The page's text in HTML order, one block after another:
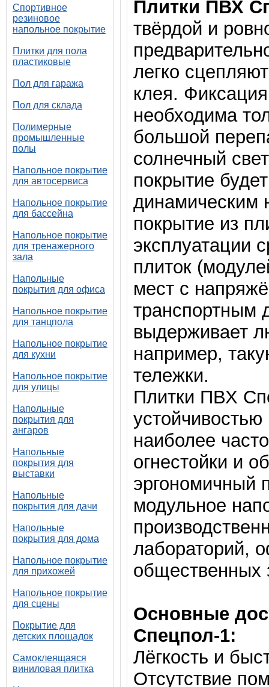
Спортивное
резиновое
напольное покрытие
Плитки для пола
пластиковые
Пол для гаража
Пол для склада
Полимерные
промышленные
полы
Напольное покрытие
для автосервиса
Напольное покрытие
для бассейна
Напольное покрытие
для тренажерного
зала
Напольные
покрытия для офиса
Напольное покрытие
для танцпола
Напольное покрытие
для кухни
Напольное покрытие
для улицы
Напольные
покрытия для
ангаров
Напольные
покрытия для
выставки
Напольные
покрытия для дачи
Напольные
покрытия для дома
Напольное покрытие
для прихожей
Напольное покрытие
для сцены
Покрытие для
детских площадок
Самоклеящаяся
виниловая плитка
Плитки ПВХ
твёрдой и
легко
клея.
необходима
большой
солнечный
покрытие
динамическим
покрытие из
эксплуатации
плиток
мест с
транспортным
выдерживает
например,
тележки.
Плитки ПВХ
наиболее
огнестойки и
эргономичный
модульное
лабораторий,
общественных
Основные
Спецпол-1:
Лёгкость и
Отсутствие